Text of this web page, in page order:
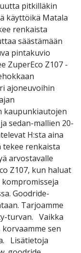
pitkilläkin
käyttöikä Matala
renkaista
säästämään
pintakuvio
ZuperEco Z107 -
ajoneuvoihin
kaupunkiautojen
sedan-mallien 20-
H:sta aina
tekee renkaista
arvostavalle
Z107, kun haluat
Goodride-
Tarjoamme
turvan. Vaikka
sen
Lisätietoja